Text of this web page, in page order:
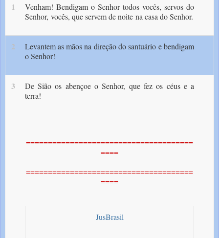
1 Venham! Bendigam o Senhortodos vocês, servos do
Senhor, vocês, que servem de noite na casa do Senhor.
2
Levantem as mãos na direção do santuário e bendigam
o Senhor!
3 De Sião os abençoe o Senhor,que fez os céus e a
terra!
======================================
====
======================================
====
JusBrasil